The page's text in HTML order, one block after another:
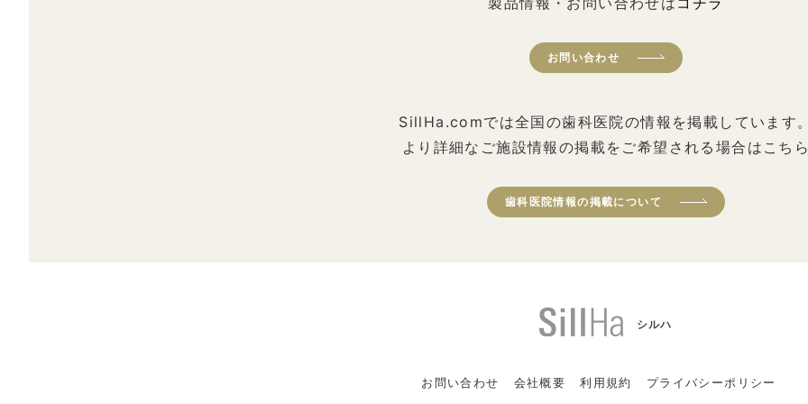
お問い合わせ
SillHa.comでは全国の歯科医院の情報を掲載しています
より詳細なご施設情報の掲載をご希望される場合はこち
歯科医院情報の掲載について
シルハ
お問い合わせ 会社概要 利用規約 プライバシーポリシー